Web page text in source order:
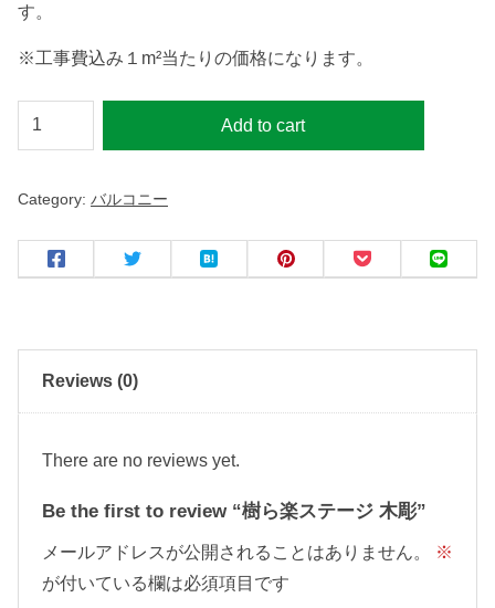
す。
※工事費込み１m²当たりの価格になります。
樹
ら
ス
テ
Add to cart
Category: バルコニー
Reviews (0)
There are no reviews yet.
Be the first to review “樹ら楽ステージ 木彫”
メールアドレスが公開されることはありません。
※
が付いている欄は必須項目です